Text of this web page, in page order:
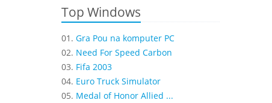
Top Windows
01. Gra Pou na komputer PC
02. Need For Speed Carbon
03. Fifa 2003
04. Euro Truck Simulator
05. Medal of Honor Allied ...